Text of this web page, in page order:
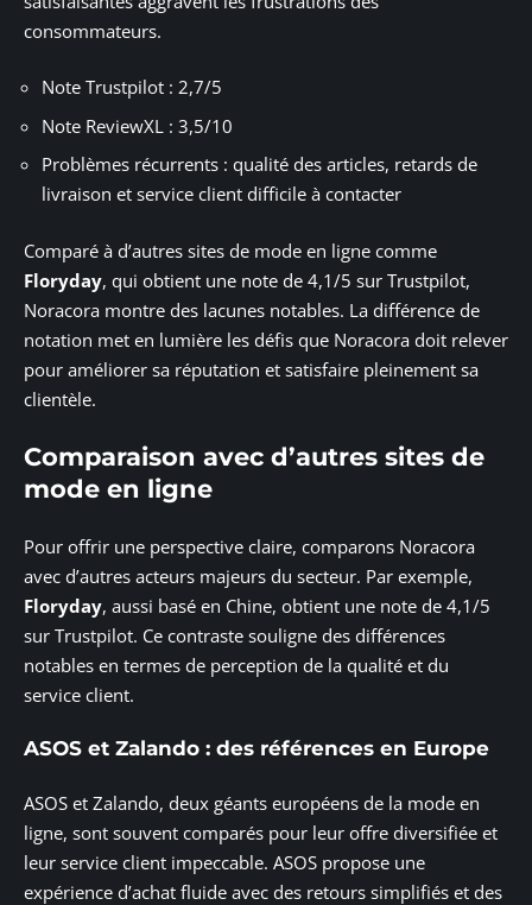
consommateurs.
Note Trustpilot : 2,7/5
Note ReviewXL : 3,5/10
Problèmes récurrents : qualité des articles, retards de
livraison et service client difficile à contacter
Comparé à d’autres sites de mode en ligne comme
Floryday, qui obtient une note de 4,1/5 sur Trustpilot,
Noracora montre des lacunes notables. La différence de
notation met en lumière les défis que Noracora doit relever
pour améliorer sa réputation et satisfaire pleinement sa
clientèle.
Comparaison avec d’autres sites de
mode en ligne
Pour offrir une perspective claire, comparons Noracora
avec d’autres acteurs majeurs du secteur. Par exemple,
Floryday, aussi basé en Chine, obtient une note de 4,1/5
sur Trustpilot. Ce contraste souligne des différences
notables en termes de perception de la qualité et du
service client.
ASOS et Zalando : des références en Europe
ASOS et Zalando, deux géants européens de la mode en
ligne, sont souvent comparés pour leur offre diversifiée et
leur service client impeccable. ASOS propose une
expérience d’achat fluide avec des retours simplifiés et des